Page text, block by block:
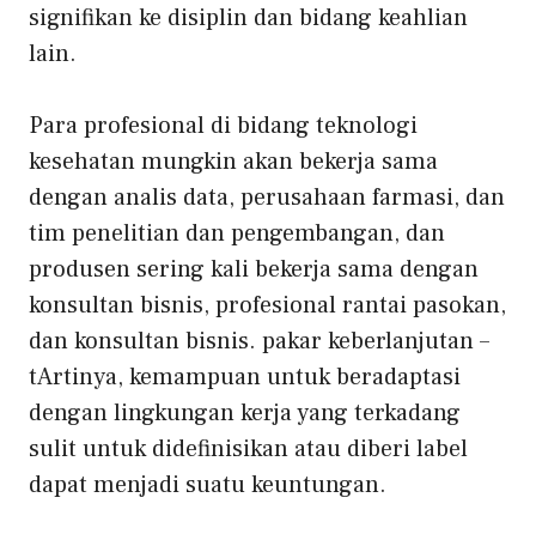
signifikan ke disiplin dan bidang keahlian
lain.
Para profesional di bidang teknologi
kesehatan mungkin akan bekerja sama
dengan analis data, perusahaan farmasi, dan
tim penelitian dan pengembangan, dan
produsen sering kali bekerja sama dengan
konsultan bisnis, profesional rantai pasokan,
dan konsultan bisnis. pakar keberlanjutan –
tArtinya, kemampuan untuk beradaptasi
dengan lingkungan kerja yang terkadang
sulit untuk didefinisikan atau diberi label
dapat menjadi suatu keuntungan.